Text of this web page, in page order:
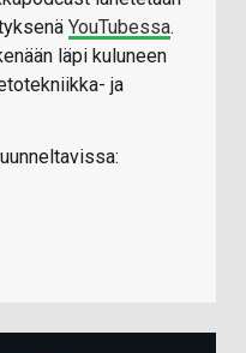
YouTubessa.
läpi kuluneen
ja